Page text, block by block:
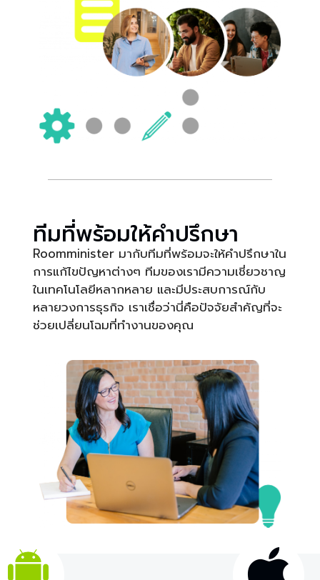
ทีมที่พร้อมให้คำปรึกษา
Roomminister มากับทีมที่พร้อมจะให้คำปรึกษาใน
การแก้ไขปัญหาต่างๆ ทีมของเรามีความเชี่ยวชาญ
ในเทคโนโลยีหลากหลาย และมีประสบการณ์กับ
หลายวงการธุรกิจ เราเชื่อว่านี่คือปัจจัยสำคัญที่จะ
ช่วยเปลี่ยนโฉมที่ทำงานของคุณ